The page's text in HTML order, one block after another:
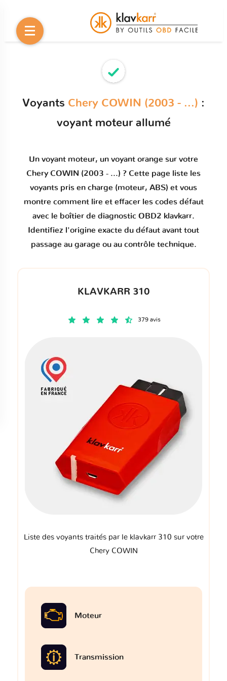
Voyants Chery COWIN (2003 - ...) :
voyant moteur allumé
Un voyant moteur, un voyant orange sur votre
Chery COWIN (2003 - ...) ? Cette page liste les
voyants pris en charge (moteur, ABS) et vous
montre comment lire et effacer les codes défaut
avec le boîtier de diagnostic OBD2 klavkarr.
Identifiez l'origine exacte du défaut avant tout
passage au garage ou au contrôle technique.
KLAVKARR 310
379 avis
Liste des voyants traités par le klavkarr 310 sur votre
Chery COWIN
Moteur
Transmission